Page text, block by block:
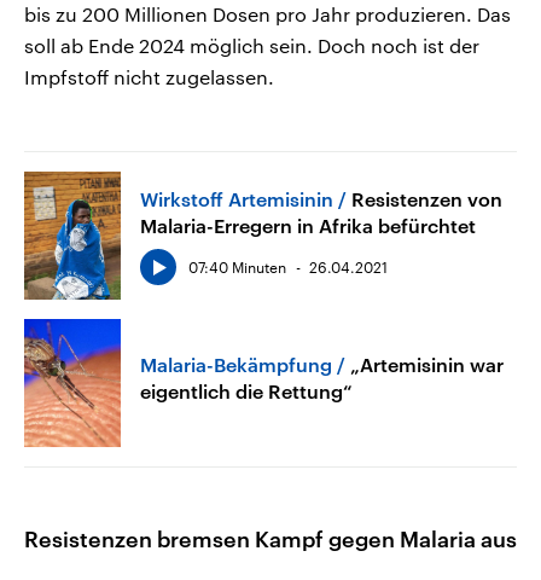
bis zu 200 Millionen Dosen pro Jahr produzieren. Das
soll ab Ende 2024 möglich sein. Doch noch ist der
Impfstoff nicht zugelassen.
Wirkstoff Artemisinin
Resistenzen von
Malaria-Erregern in Afrika befürchtet
07:40 Minuten 26.04.2021
Malaria-Bekämpfung
„Artemisinin war
eigentlich die Rettung“
Resistenzen bremsen Kampf gegen Malaria aus